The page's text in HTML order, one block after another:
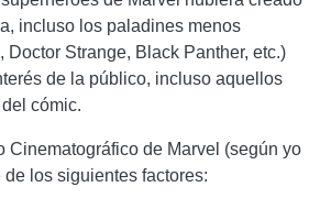
incluso los paladines menos
Doctor Strange, Black Panther, etc.)
de la público, incluso aquellos
cómic.
Cinematográfico de Marvel (según yo
los siguientes factores: